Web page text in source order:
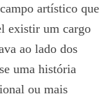
artístico que
existir um cargo
ao lado dos
uma história
ou mais